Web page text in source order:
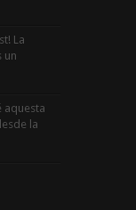
La
un
aquesta
la